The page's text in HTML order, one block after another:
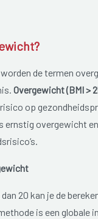
de termen
Overgewicht (BMI >
op
ernstig overgewicht
20 kan je de
is een